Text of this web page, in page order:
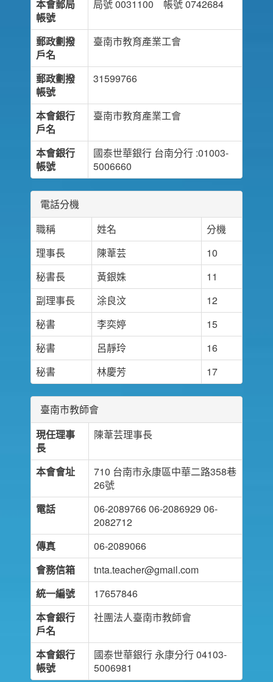
本會郵局
帳號
局號 0031100 帳號 0742684
郵政劃撥
戶名
臺南市教育產業工會
郵政劃撥
帳號
31599766
本會銀行
戶名
臺南市教育產業工會
本會銀行
帳號
國泰世華銀行 台南分行 :01003-
5006660
電話分機
職稱
姓名
分機
理事長
陳葦芸
10
秘書長
黃銀姝
11
副理事長
涂良汶
12
秘書
李奕婷
15
秘書
呂靜玲
16
秘書
林慶芳 17
臺南市教師會
現任理事
長
陳葦芸理事長
本會會址
710 台南市永康區中華二路358巷
26號
電話
06-2089766 06-2086929 06-
2082712
傳真
06-2089066
會務信箱
tnta.teacher@gmail.com
統一編號
17657846
本會銀行
戶名
社團法人臺南市教師會
本會銀行
帳號
國泰世華銀行 永康分行 04103-
5006981